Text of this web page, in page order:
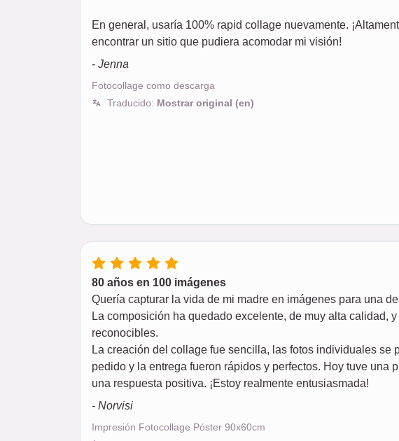
En general, usaría 100% rapid collage nuevamente.
encontrar un sitio que pudiera acomodar mi visión!
- Jenna
Fotocollage como descarga
Traducido: Mostrar original (en)
80 años en 100 imágenes
Quería capturar la vida de mi madre en imágenes para una
La composición ha quedado excelente, de muy alta calidad,
reconocibles.
La creación del collage fue sencilla, las fotos individuales
pedido y la entrega fueron rápidos y perfectos. Hoy tuve
una respuesta positiva. ¡Estoy realmente entusiasmada!
- Norvisi
Impresión Fotocollage Póster 90x60cm